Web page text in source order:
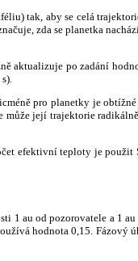
tak, aby se celá
zda se planetka
aktualizuje po zadání
pro planetky je
může její trajektorie
efektivní teploty je použit
1 au od pozorovatele a 1
hodnota 0,15. Fázový